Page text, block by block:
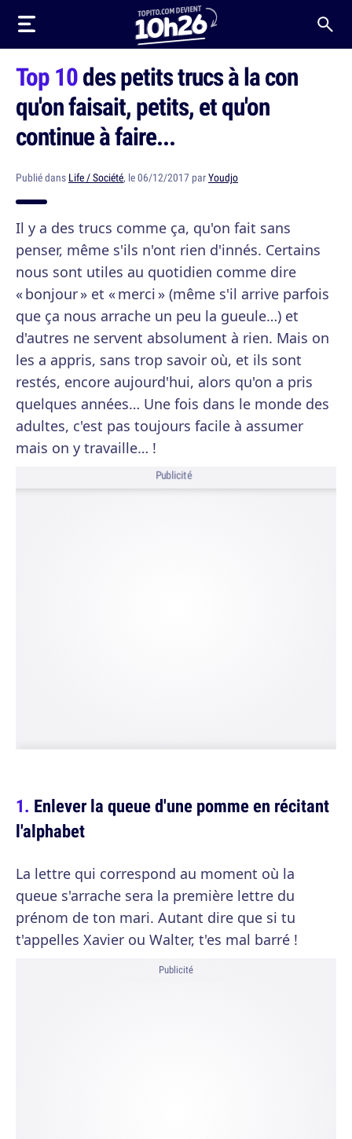
Top 10des petits trucs à la con
qu'on faisait, petits, et qu'on
continue à faire...
Publié dans Life / Société, le 06/12/2017 parYoudjo
Il y a des trucs comme ça, qu'on fait sans
penser, même s'ils n'ont rien d'innés. Certains
nous sont utiles au quotidien comme dire
« bonjour » et « merci » (même s'il arrive parfois
que ça nous arrache un peu la gueule…) et
d'autres ne servent absolument à rien. Mais on
les a appris, sans trop savoir où, et ils sont
restés, encore aujourd'hui, alors qu'on a pris
quelques années… Une fois dans le monde des
adultes, c'est pas toujours facile à assumer
mais on y travaille… !
Publicité
Enlever la queue d'une pomme en récitant
l'alphabet
La lettre qui correspond au moment où la
queue s'arrache sera la première lettre du
prénom de ton mari. Autant dire que si tu
t'appelles Xavier ou Walter, t'es mal barré !
Publicité